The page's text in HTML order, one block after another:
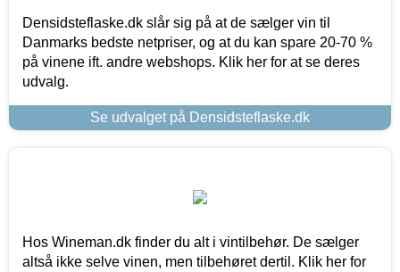
Densidsteflaske.dk slår sig på at de sælger vin til
Danmarks bedste netpriser, og at du kan spare 20-70 %
på vinene ift. andre webshops. Klik her for at se deres
udvalg.
Se udvalget på Densidsteflaske.dk
Hos Wineman.dk finder du alt i vintilbehør. De sælger
altså ikke selve vinen, men tilbehøret dertil. Klik her for